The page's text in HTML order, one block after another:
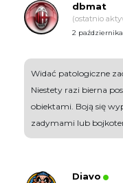
dbmat
(ostatnio
2 października
Widać patologiczne
Niestety razi bierna
obiektami. Boją się
zadymami lub
Diavo